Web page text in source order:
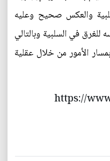
والعكس صحيح وعليه
للغرق في السلبية وبالتالي
الأمور من خلال عقلية
https://